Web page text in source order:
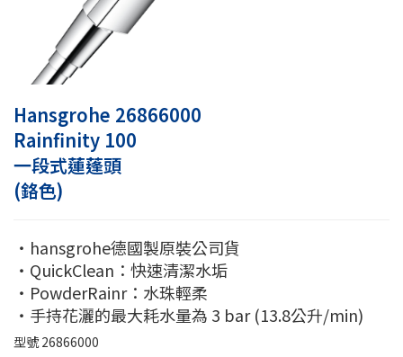
Hansgrohe 26866000
Rainfinity 100
一段式蓮蓬頭
(鉻色)
・hansgrohe德國製原裝公司貨
・QuickClean：快速清潔水垢
・PowderRainr：水珠輕柔
・手持花灑的最大耗水量為 3 bar (13.8公升/min)
型號26866000